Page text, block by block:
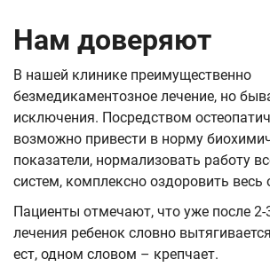
Нам доверяют
В нашей клинике преимущественно
безмедикаментозное лечение, но
исключения. Посредством
возможно привести в норму
показатели, нормализовать работу
систем, комплексно оздоровить весь
Пациенты отмечают, что уже после 2-
лечения ребенок словно
ест, одном словом – крепчает.